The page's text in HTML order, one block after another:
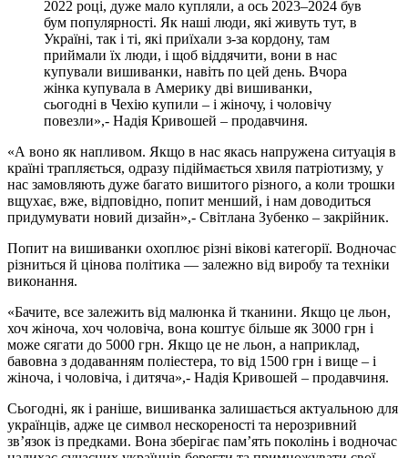
2022 році, дуже мало купляли, а ось 2023–2024 був
бум популярності. Як наші люди, які живуть тут, в
Україні, так і ті, які приїхали з-за кордону, там
приймали їх люди, і щоб віддячити, вони в нас
купували вишиванки, навіть по цей день. Вчора
жінка купувала в Америку дві вишиванки,
сьогодні в Чехію купили – і жіночу, і чоловічу
повезли»,- Надія Кривошей – продавчиня.
«А воно як напливом. Якщо в нас якась напружена ситуація в
країні трапляється, одразу підіймається хвиля патріотизму, у
нас замовляють дуже багато вишитого різного, а коли трошки
вщухає, вже, відповідно, попит менший, і нам доводиться
придумувати новий дизайн»,- Світлана Зубенко – закрійник.
Попит на вишиванки охоплює різні вікові категорії. Водночас
різниться й цінова політика — залежно від виробу та техніки
виконання.
«Бачите, все залежить від малюнка й тканини. Якщо це льон,
хоч жіноча, хоч чоловіча, вона коштує більше як 3000 грн і
може сягати до 5000 грн. Якщо це не льон, а наприклад,
бавовна з додаванням поліестера, то від 1500 грн і вище – і
жіноча, і чоловіча, і дитяча»,- Надія Кривошей – продавчиня.
Сьогодні, як і раніше, вишиванка залишається актуальною для
українців, адже це символ нескореності та нерозривний
зв’язок із предками. Вона зберігає пам’ять поколінь і водночас